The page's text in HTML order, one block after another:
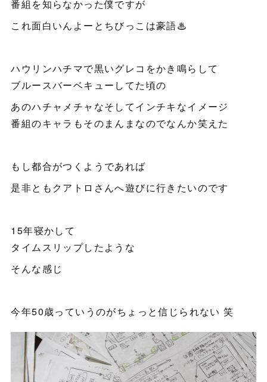
番組を知らなかった僕ですが
これ面白いんよーとちびっこは豪語♨︎
ハウリンハチマで黒いグレコをかき鳴らして
ブルースバーベキューしてた頃の
あのハチャメチャなそしてインチキなイメージ
番組のキャラもそのまんまなのでなんか笑えた
もし都合がつくようであれば
是非ともクアトロさんへ遊びに行きたいのです
15年寝かして
タイムスリップしたような
そんな感じ
今年50歳っていうのがちょっと信じられない 笑